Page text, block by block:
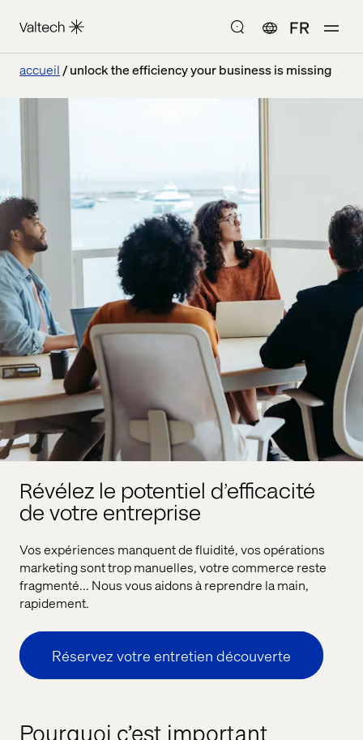
FR
accueil unlock the efficiency your business is missing
Révélez le potentiel d’efficacité
de votre entreprise
Vos expériences manquent de fluidité, vos opérations
marketing sont trop manuelles, votre commerce reste
fragmenté... Nous vous aidons à reprendre la main,
rapidement.
Réservez votre entretien découverte
Pourquoi c’est important